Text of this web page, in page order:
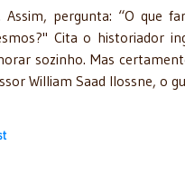
pergunta: “O que
Cita o historiador
sozinho. Mas
William Saad llossne, o